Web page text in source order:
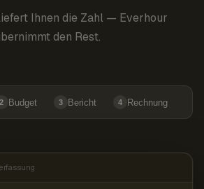
Ihnen die Zahl — Everhour
den Rest.
2 Budget 3 Bericht 4 Rechnung